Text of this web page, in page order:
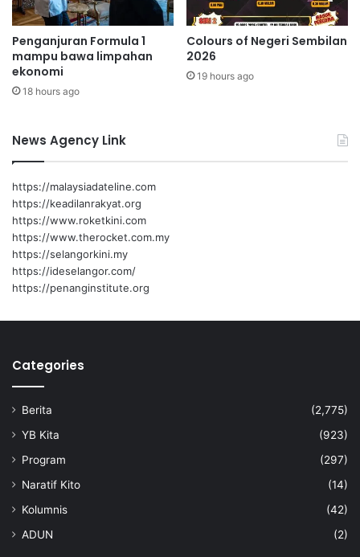
d
i
k
a
n
,
e
s
a
s
i
S
T
P
M
u
e
n
n
g
a
t
k
a
n
l
a
l
i
n
Penganjuran Formula 1
mampu bawa limpahan
ekonomi
18 hours ago
Colours of Negeri Sembilan
2026
19 hours ago
News Agency Link
https://malaysiadateline.com
https://keadilanrakyat.org
https://www.roketkini.com
https://www.therocket.com.my
https://selangorkini.my
https://ideselangor.com/
https://penanginstitute.org
Categories
Berita
(2,775)
YB Kita
(923)
Program
(297)
Naratif Kito
(14)
Kolumnis
(42)
ADUN
(2)